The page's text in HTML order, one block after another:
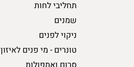
תחליבי לחות
שמנים
ניקוי לפנים
טונרים - מי פנים לאיזון